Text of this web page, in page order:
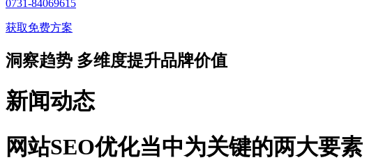
0731-84069615
获取免费方案
洞察趋势 多维度提升品牌价值
新闻动态
网站SEO优化当中为关键的两大要素